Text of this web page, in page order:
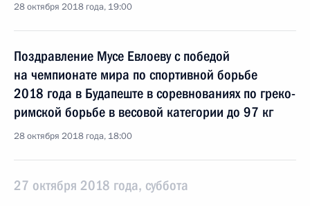
28 октября 2018 года, 19:00
Поздравление Мусе Евлоеву с победой
на чемпионате мира по спортивной борьбе
2018 года в Будапеште в соревнованиях по греко-
римской борьбе в весовой категории до 97 кг
28 октября 2018 года, 18:00
27 октября 2018 года, суббота